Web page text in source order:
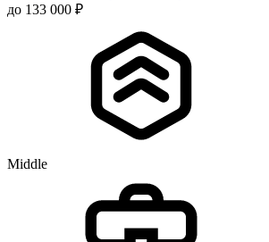
до 133 000 ₽
Middle